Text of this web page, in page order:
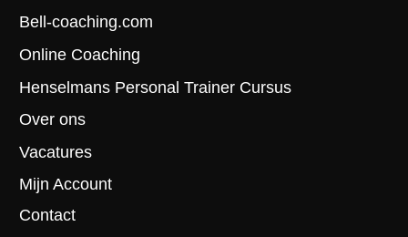
Bell-coaching.com
Online Coaching
Henselmans Personal Trainer Cursus
Over ons
Vacatures
Mijn Account
Contact